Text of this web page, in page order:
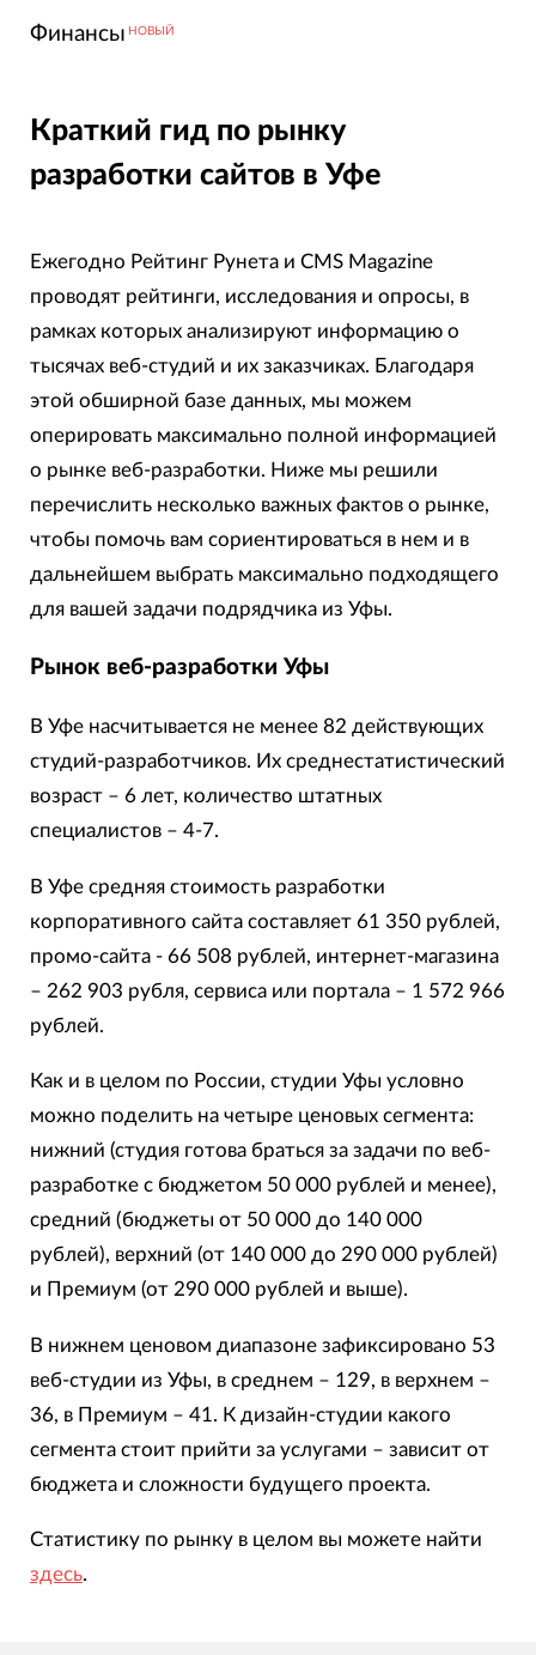
Финансы НОВЫЙ
Краткий гид по рынку
разработки сайтов в Уфе
Ежегодно Рейтинг Рунета и CMS Magazine
проводят рейтинги, исследования и опросы, в
рамках которых анализируют информацию о
тысячах веб-студий и их заказчиках. Благодаря
этой обширной базе данных, мы можем
оперировать максимально полной информацией
о рынке веб-разработки. Ниже мы решили
перечислить несколько важных фактов о рынке,
чтобы помочь вам сориентироваться в нем и в
дальнейшем выбрать максимально подходящего
для вашей задачи подрядчика из Уфы.
Рынок веб-разработки Уфы
В Уфе насчитывается не менее 82 действующих
студий-разработчиков. Их среднестатистический
возраст – 6 лет, количество штатных
специалистов – 4-7.
В Уфе средняя стоимость разработки
корпоративного сайта составляет 61 350 рублей,
промо-сайта - 66 508 рублей, интернет-магазина
– 262 903 рубля, сервиса или портала – 1 572 966
рублей.
Как и в целом по России, студии Уфы условно
можно поделить на четыре ценовых сегмента:
нижний (студия готова браться за задачи по веб-
разработке с бюджетом 50 000 рублей и менее),
средний (бюджеты от 50 000 до 140 000
рублей), верхний (от 140 000 до 290 000 рублей)
и Премиум (от 290 000 рублей и выше).
В нижнем ценовом диапазоне зафиксировано 53
веб-студии из Уфы, в среднем – 129, в верхнем –
36, в Премиум – 41. К дизайн-студии какого
сегмента стоит прийти за услугами – зависит от
бюджета и сложности будущего проекта.
Статистику по рынку в целом вы можете найти
здесь.